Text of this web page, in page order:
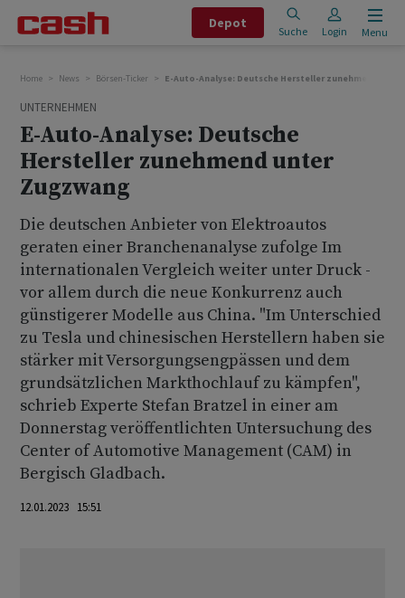
Depot
Suche Login Menu
Home News Börsen-Ticker E-Auto-Analyse: Deutsche Hersteller zunehmend
UNTERNEHMEN
E-Auto-Analyse: Deutsche
Hersteller zunehmend unter
Zugzwang
Die deutschen Anbieter von Elektroautos
geraten einer Branchenanalyse zufolge Im
internationalen Vergleich weiter unter Druck -
vor allem durch die neue Konkurrenz auch
günstigerer Modelle aus China. "Im Unterschied
zu Tesla und chinesischen Herstellern haben sie
stärker mit Versorgungsengpässen und dem
grundsätzlichen Markthochlauf zu kämpfen",
schrieb Experte Stefan Bratzel in einer am
Donnerstag veröffentlichten Untersuchung des
Center of Automotive Management (CAM) in
Bergisch Gladbach.
12.01.2023 15:51